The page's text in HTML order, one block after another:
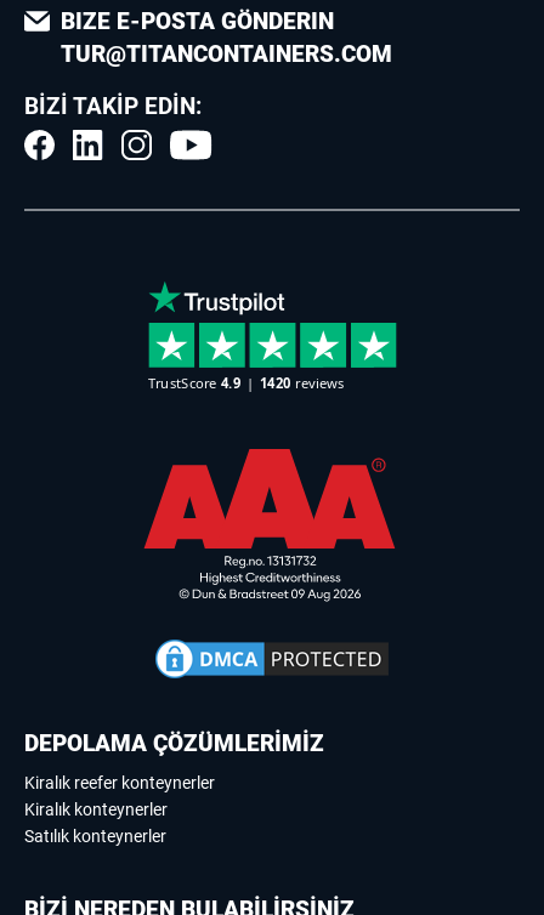
BIZE E-POSTA GÖNDERIN
TUR@TITANCONTAINERS.COM
BIZI TAKIP EDIN:
DEPOLAMA ÇÖZÜMLERİMİZ
Kiralık reefer konteynerler
Kiralık konteynerler
Satılık konteynerler